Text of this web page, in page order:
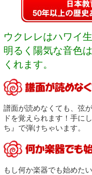
ウクレレはハワイ
明るく陽気な音色
くれます。
譜面が読めなくても、弦
ドを覚えられます！手に
ち』で弾けちゃいます。
もし何か楽器でも始めた